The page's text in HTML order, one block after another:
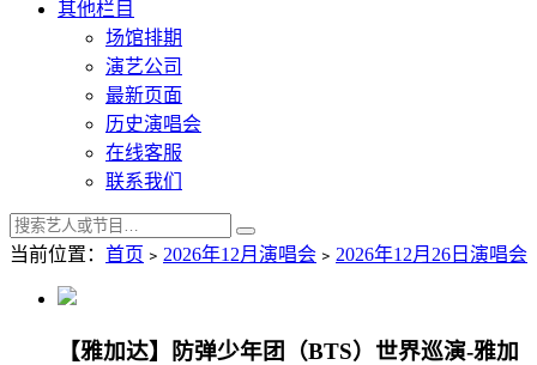
其他栏目
场馆排期
演艺公司
最新页面
历史演唱会
在线客服
联系我们
当前位置： 首页 ﹥ 2026年12月演唱会 ﹥ 2026年12月26日演唱会
【雅加达】防弹少年团（BTS）世界巡演-雅加